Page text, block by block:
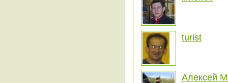
turist
Алексей